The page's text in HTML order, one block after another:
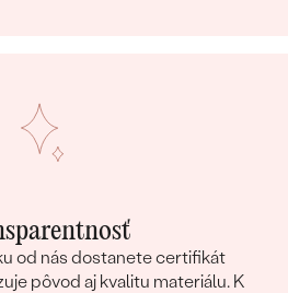
od nás dostanete certifikát
pôvod aj kvalitu materiálu. K